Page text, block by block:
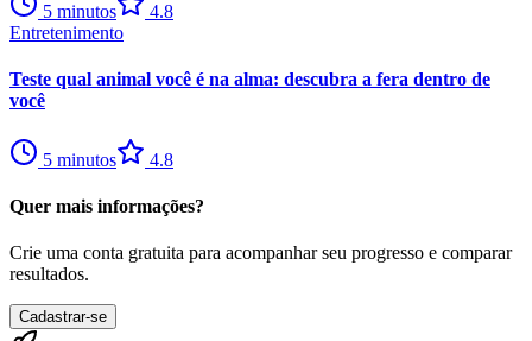
5 minutos
4.8
Entretenimento
Teste qual animal você é na alma: descubra a fera dentro de
você
5 minutos 4.8
Quer mais informações?
Crie uma conta gratuita para acompanhar seu progresso e comparar
resultados.
Cadastrar-se